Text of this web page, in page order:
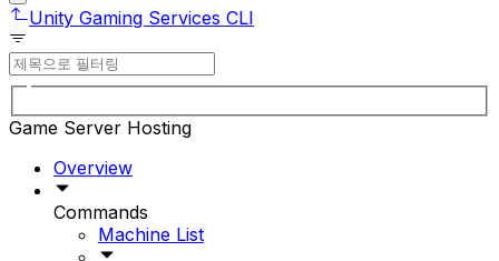
Unity Gaming Services CLI
Game Server Hosting
Overview
Commands
Machine List